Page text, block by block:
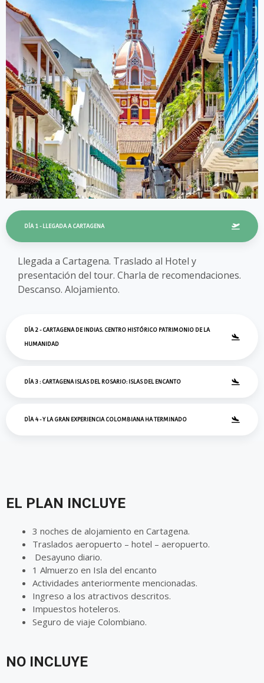
DÍA 1 - LLEGADA A CARTAGENA
Llegada a Cartagena. Traslado al Hotel y
presentación del tour. Charla de recomendaciones.
Descanso. Alojamiento.
DÍA 2 - CARTAGENA DE INDIAS. CENTRO HISTÓRICO PATRIMONIO DE LA
HUMANIDAD
DÍA 3 : CARTAGENA ISLAS DEL ROSARIO: ISLAS DEL ENCANTO
DÌA 4 - Y LA GRAN EXPERIENCIA COLOMBIANA HA TERMINADO
EL PLAN INCLUYE
3 noches de alojamiento en Cartagena.
Traslados aeropuerto – hotel – aeropuerto.
Desayuno diario.
1 Almuerzo en Isla del encanto
Actividades anteriormente mencionadas.
Ingreso a los atractivos descritos.
Impuestos hoteleros.
Seguro de viaje Colombiano.
NO INCLUYE